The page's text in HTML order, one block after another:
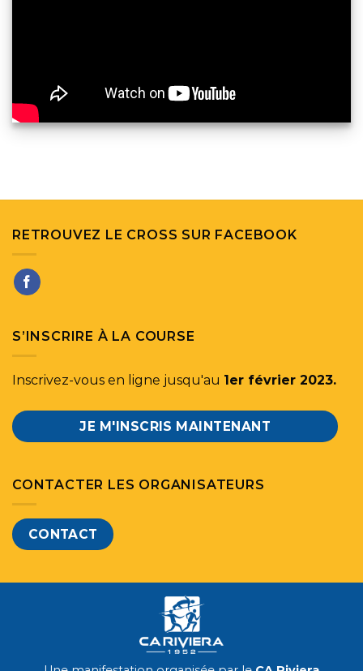
RETROUVEZ LE CROSS SUR FACEBOOK
S’INSCRIRE À LA COURSE
Inscrivez-vous en ligne jusqu'au 1er février 2023.
JE M'INSCRIS MAINTENANT
CONTACTER LES ORGANISATEURS
CONTACT